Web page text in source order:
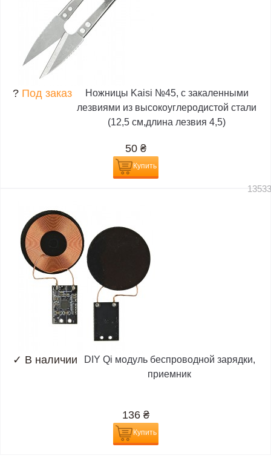
? Под заказ
Ножницы Kaisi №45, с закаленными
лезвиями из высокоуглеродистой стали
(12,5 см,длина лезвия 4,5)
50 ₴
Купить
✓ В наличии
DIY Qi модуль беспроводной зарядки,
приемник
136 ₴
Купить